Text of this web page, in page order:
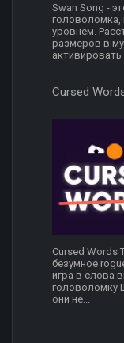
Swan Song -
головоломка,
уровнем.
размеров в
Cursed
Cursed Words
безумное
игра в слова
головоломку
они не...